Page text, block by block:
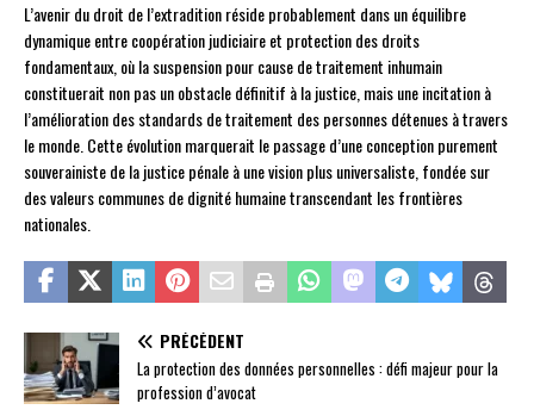
L’avenir du droit de l’extradition réside probablement dans un équilibre
dynamique entre coopération judiciaire et protection des droits
fondamentaux, où la suspension pour cause de traitement inhumain
constituerait non pas un obstacle définitif à la justice, mais une incitation à
l’amélioration des standards de traitement des personnes détenues à travers
le monde. Cette évolution marquerait le passage d’une conception purement
souverainiste de la justice pénale à une vision plus universaliste, fondée sur
des valeurs communes de dignité humaine transcendant les frontières
nationales.
PRÉCÉDENT
La protection des données personnelles : défi majeur pour la
profession d’avocat